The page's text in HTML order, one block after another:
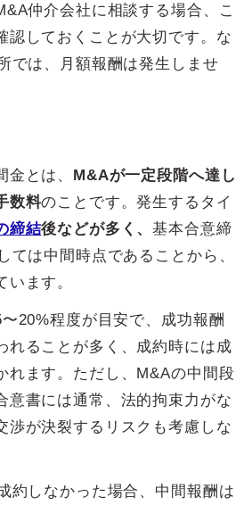
仲介会社に相談する場合、こ
認しておくことが大切です。な
では、月額報酬は発生しませ
とは、 M&Aが一定段階へ達し
数料のことです。発生するタイ
締結後などが多く、基本合意締
ては中間時点であることから、
ます。
20%程度が目安で、成功報酬
れることが多く、成約時には成
れます。ただし、M&Aの中間段
意書には通常、法的拘束力がな
渉が決裂するリスクも考慮しな
約しなかった場合、中間報酬は